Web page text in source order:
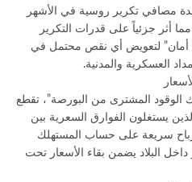
مصافي تكرير روسية في الأشهر
أثر جزئياً على قدرات التكرير
أمان” لتعويض أي نقص محتمل في
العسكرية والمدنية.
المشترى من البورصة”، تقطع
يستغلون الفوارق السعرية بين
أرباح سريعة على حساب المستهلك
البلاد يضمن بقاء الأسعار تحت